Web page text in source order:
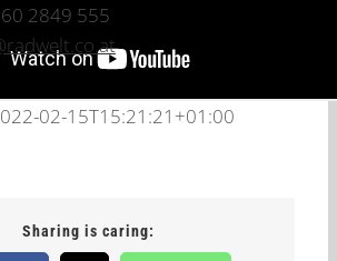
2849 555
02-15T15:21:21+01:00
Sharing is caring: